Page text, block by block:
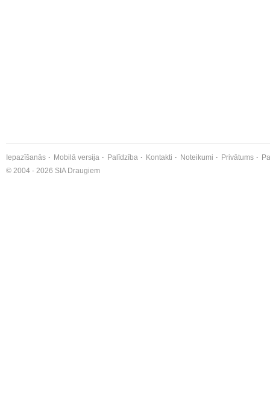
Iepazīšanās Mobilā versija Palīdzība Kontakti Noteikumi Privātums
© 2004 - 2026 SIA Draugiem